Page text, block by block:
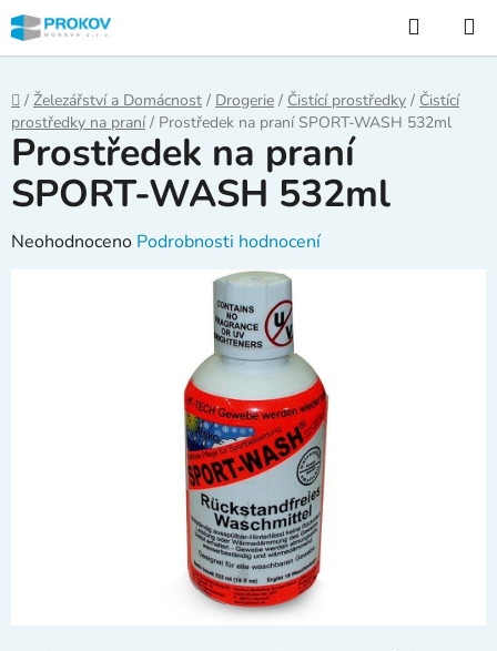
Přejít
na
obsah
Hledat
Domů
/ Železářství a Domácnost / Drogerie / Čistící prostředky / Čistící
prostředky na praní / Prostředek na praní SPORT-WASH 532ml
Prostředek na praní
SPORT-WASH 532ml
Průměrné
Neohodnoceno Podrobnosti hodnocení